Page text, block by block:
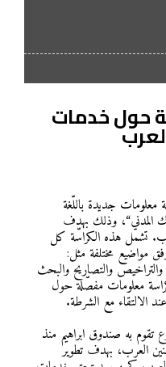
حول خدمات
جديدة باللّغة
المدني“، وذلك بهدف
تشمل هذه الكراسّة كل
مواضيع مختلفة مثل:
والتصاريح والبحث
معلومات مفصّلة حول
الالتقاء مع الشرطة.
به صندوق ابراهيم منذ
العرب، بهدف تطوير